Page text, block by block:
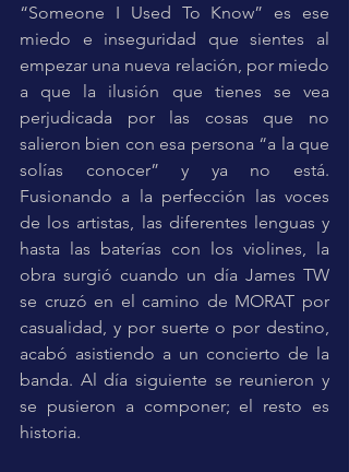
“Someone I Used To Know” es ese
miedo e inseguridad que sientes al
empezar una nueva relación, por miedo
a que la ilusión que tienes se vea
perjudicada por las cosas que no
salieron bien con esa persona “a la que
solías conocer” y ya no está.
Fusionando a la perfección las voces
de los artistas, las diferentes lenguas y
hasta las baterías con los violines, la
obra surgió cuando un día James TW
se cruzó en el camino de MORAT por
casualidad, y por suerte o por destino,
acabó asistiendo a un concierto de la
banda. Al día siguiente se reunieron y
se pusieron a componer; el resto es
historia.